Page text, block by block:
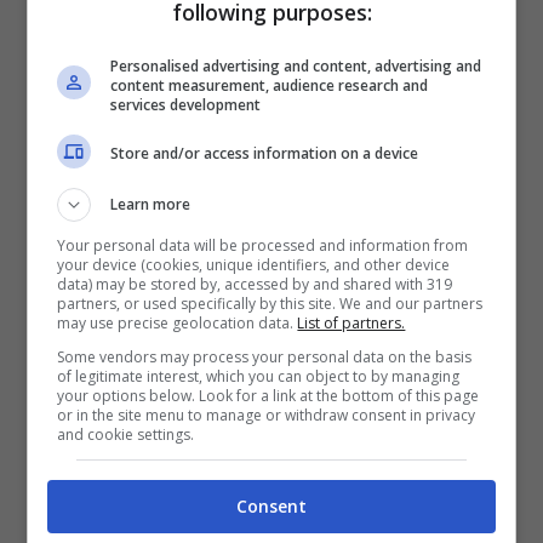
stato il suo bel vestito invernale pubblicati
riuscito a spiccare nonostante il suo fisico
da top model. Ma quando
sono, è proprio lì che secondo alcuni fan si
crea la vera e propria magia. I suoi outfit
sono una meraviglia, sia chiaro questo.
Analizzando meglio i numeri a
disposizione, risulta del tutto normale che
ad avere la meglio siano i post dove Belen
ha tendenzialmente ilminor numero di
following purposes:
Personalised advertising and content, advertising and
content measurement, audience research and
services development
Store and/or access information on a device
Learn more
Your personal data will be processed and information from
your device (cookies, unique identifiers, and other device
data) may be stored by, accessed by and shared with 319
partners, or used specifically by this site. We and our partners
may use precise geolocation data. List of partners.
Some vendors may process your personal data on the basis
of legitimate interest, which you can object to by managing
your options below. Look for a link at the bottom of this page
or in the site menu to manage or withdraw consent in privacy
and cookie settings.
Consent